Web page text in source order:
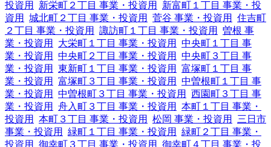
投資用
新栄町２丁目 事業・投資用
新富町１丁目 事業・投
資用
城北町２丁目 事業・投資用 菅谷 事業・投資用
住吉町
２丁目 事業・投資用
諏訪町１丁目 事業・投資用
曽根 事
業・投資用
大栄町１丁目 事業・投資用
中央町１丁目 事
業・投資用
中央町２丁目 事業・投資用
中央町３丁目 事
業・投資用
東新町１丁目 事業・投資用
富塚町１丁目 事
業・投資用
富塚町３丁目 事業・投資用
中曽根町１丁目 事
業・投資用
中曽根町３丁目 事業・投資用
西園町３丁目 事
業・投資用
舟入町３丁目 事業・投資用
本町１丁目 事業・
投資用
本町３丁目 事業・投資用 松岡 事業・投資用
三日市
事業・投資用
緑町１丁目 事業・投資用
緑町２丁目 事業・
投資用
御幸町３丁目 事業・投資用 御幸町４丁目 事業・投